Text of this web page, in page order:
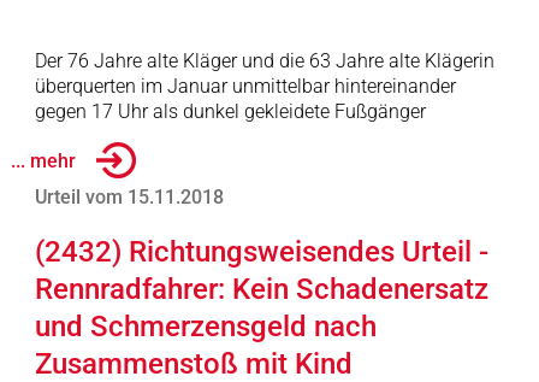
Der 76 Jahre alte Kläger und die 63 Jahre alte Klägerin
überquerten im Januar unmittelbar hintereinander
gegen 17 Uhr als dunkel gekleidete Fußgänger
... mehr
Urteil vom 15.11.2018
(2432) Richtungsweisendes Urteil -
Rennradfahrer: Kein Schadenersatz
und Schmerzensgeld nach
Zusammenstoß mit Kind